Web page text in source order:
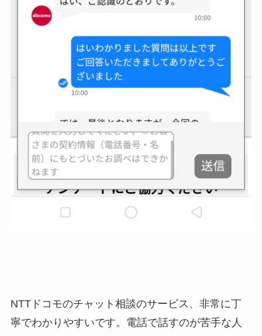
NTTドコモのチャット相談のサービス、非常に丁
寧でわかりやすいです。電話で話すのが苦手な人